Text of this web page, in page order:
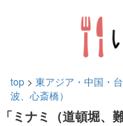
top > 東アジア・中国・
波、心斎橋）
「ミナミ（道頓堀、